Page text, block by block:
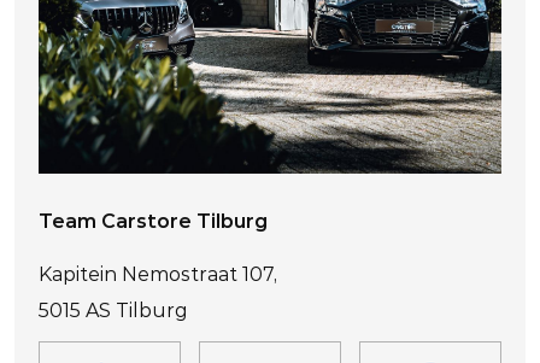
Team Carstore Tilburg
Kapitein Nemostraat 107,
5015 AS Tilburg